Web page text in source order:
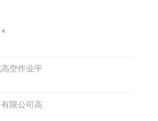
*
空作业平
限公司高